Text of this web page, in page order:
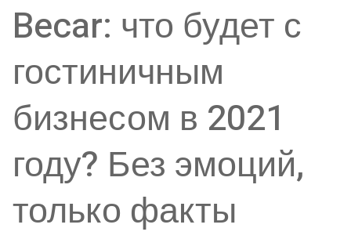
Becar: что будет с
гостиничным
бизнесом в 2021
году? Без эмоций,
только факты